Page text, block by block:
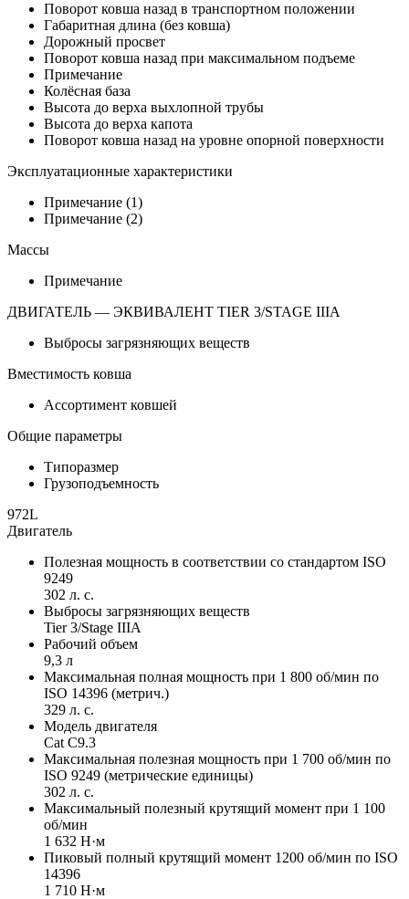
Поворот ковша назад в транспортном положении
Габаритная длина (без ковша)
Дорожный просвет
Поворот ковша назад при максимальном подъеме
Примечание
Колёсная база
Высота до верха выхлопной трубы
Высота до верха капота
Поворот ковша назад на уровне опорной поверхности
Эксплуатационные характеристики
Примечание (1)
Примечание (2)
Массы
Примечание
ДВИГАТЕЛЬ — ЭКВИВАЛЕНТ TIER 3/STAGE IIIA
Выбросы загрязняющих веществ
Вместимость ковша
Ассортимент ковшей
Общие параметры
Типоразмер
Грузоподъемность
972L
Двигатель
Полезная мощность в соответствии со стандартом ISO
9249
302 л. с.
Выбросы загрязняющих веществ
Tier 3/Stage IIIA
Рабочий объем
9,3 л
Максимальная полная мощность при 1 800 об/мин по
ISO 14396 (метрич.)
329 л. с.
Модель двигателя
Cat C9.3
Максимальная полезная мощность при 1 700 об/мин по
ISO 9249 (метрические единицы)
302 л. с.
Максимальный полезный крутящий момент при 1 100
об/мин
1 632 Н·м
Пиковый полный крутящий момент 1200 об/мин по ISO
14396
1 710 Н·м